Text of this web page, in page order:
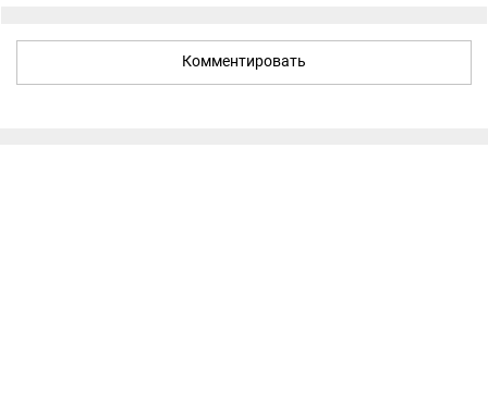
Комментировать